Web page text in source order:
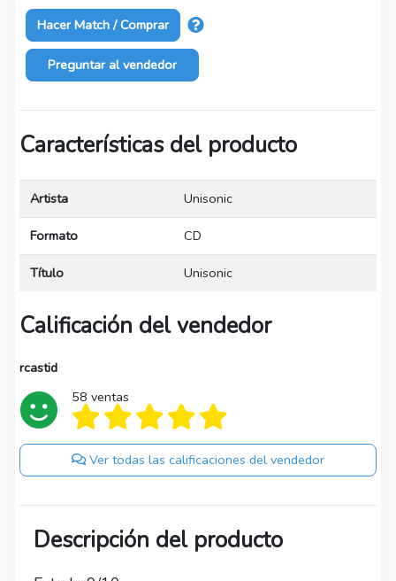
Hacer Match / Comprar
Preguntar al vendedor
Características del producto
Artista Unisonic
Formato CD
Título Unisonic
Calificación del vendedor
rcastid
58 ventas
Ver todas las calificaciones del vendedor
Descripción del producto